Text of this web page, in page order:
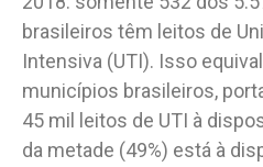
brasileiros têm leitos de
Intensiva (UTI). Isso
municípios brasileiros,
45 mil leitos de UTI à
da metade (49%) está à